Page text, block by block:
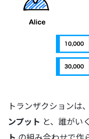
トランザクションは
ンプット と、誰がい